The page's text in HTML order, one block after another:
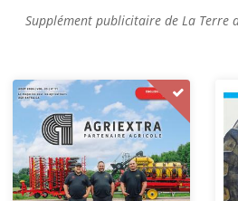
Supplément publicitaire de La Terre